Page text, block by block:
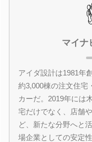
マイナ
アイダ設計は1981年
約3,000棟の注文住宅
カーだ。2019年には
宅だけでなく、店舗
ど、新たな分野へと
場企業としての安定